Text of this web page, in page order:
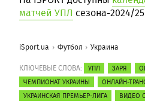
матчей УПЛ сезона-2024/
iSport.ua Футбол Украина
КЛЮЧЕВЫЕ СЛОВА: УПЛ ЗАРЯ
ЧЕМПИОНАТ УКРАИНЫ
ОНЛАЙН-
УКРАИНСКАЯ ПРЕМЬЕР-ЛИГА
ВИДЕО